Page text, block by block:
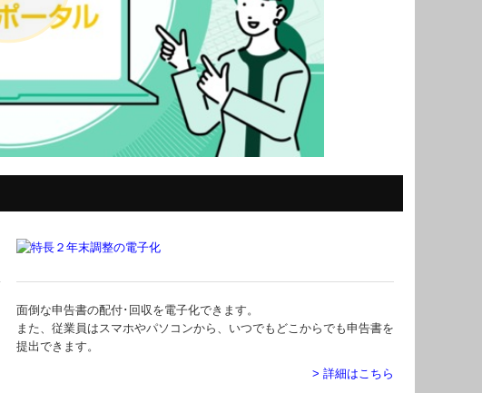
面倒な申告書の配付･回収を電子化できます。
また、従業員はスマホやパソコンから、いつでもどこからでも申告書を
提出できます。
> 詳細はこちら